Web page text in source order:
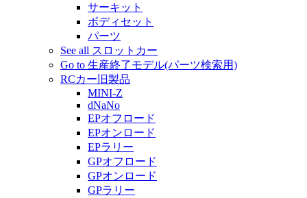
サーキット
ボディセット
パーツ
See all スロットカー
Go to 生産終了モデル(パーツ検索用)
RCカー旧製品
MINI-Z
dNaNo
EPオフロード
EPオンロード
EPラリー
GPオフロード
GPオンロード
GPラリー